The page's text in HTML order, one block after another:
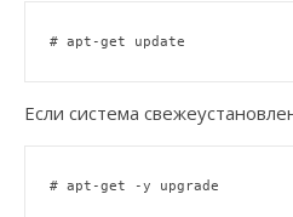
# apt-get update
Если система
# apt-get -y upgrade